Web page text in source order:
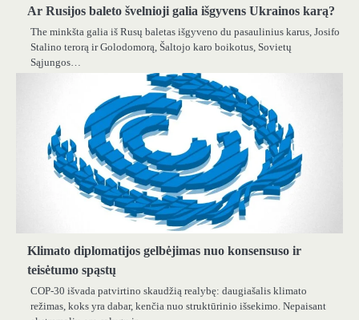
Ar Rusijos baleto švelnioji galia išgyvens Ukrainos karą?
The minkšta galia iš Rusų baletas išgyveno du pasaulinius karus, Josifo
Stalino terorą ir Golodomorą, Šaltojo karo boikotus, Sovietų
Sąjungos…
Klimato diplomatijos gelbėjimas nuo konsensuso ir
teisėtumo spąstų
COP-30 išvada patvirtino skaudžią realybę: daugiašalis klimato
režimas, koks yra dabar, kenčia nuo struktūrinio išsekimo. Nepaisant